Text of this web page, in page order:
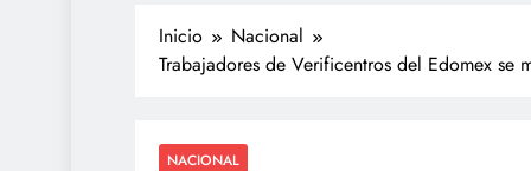
Inicio
Nacional
Trabajadores de Verificentros del Edomex se
NACIONAL